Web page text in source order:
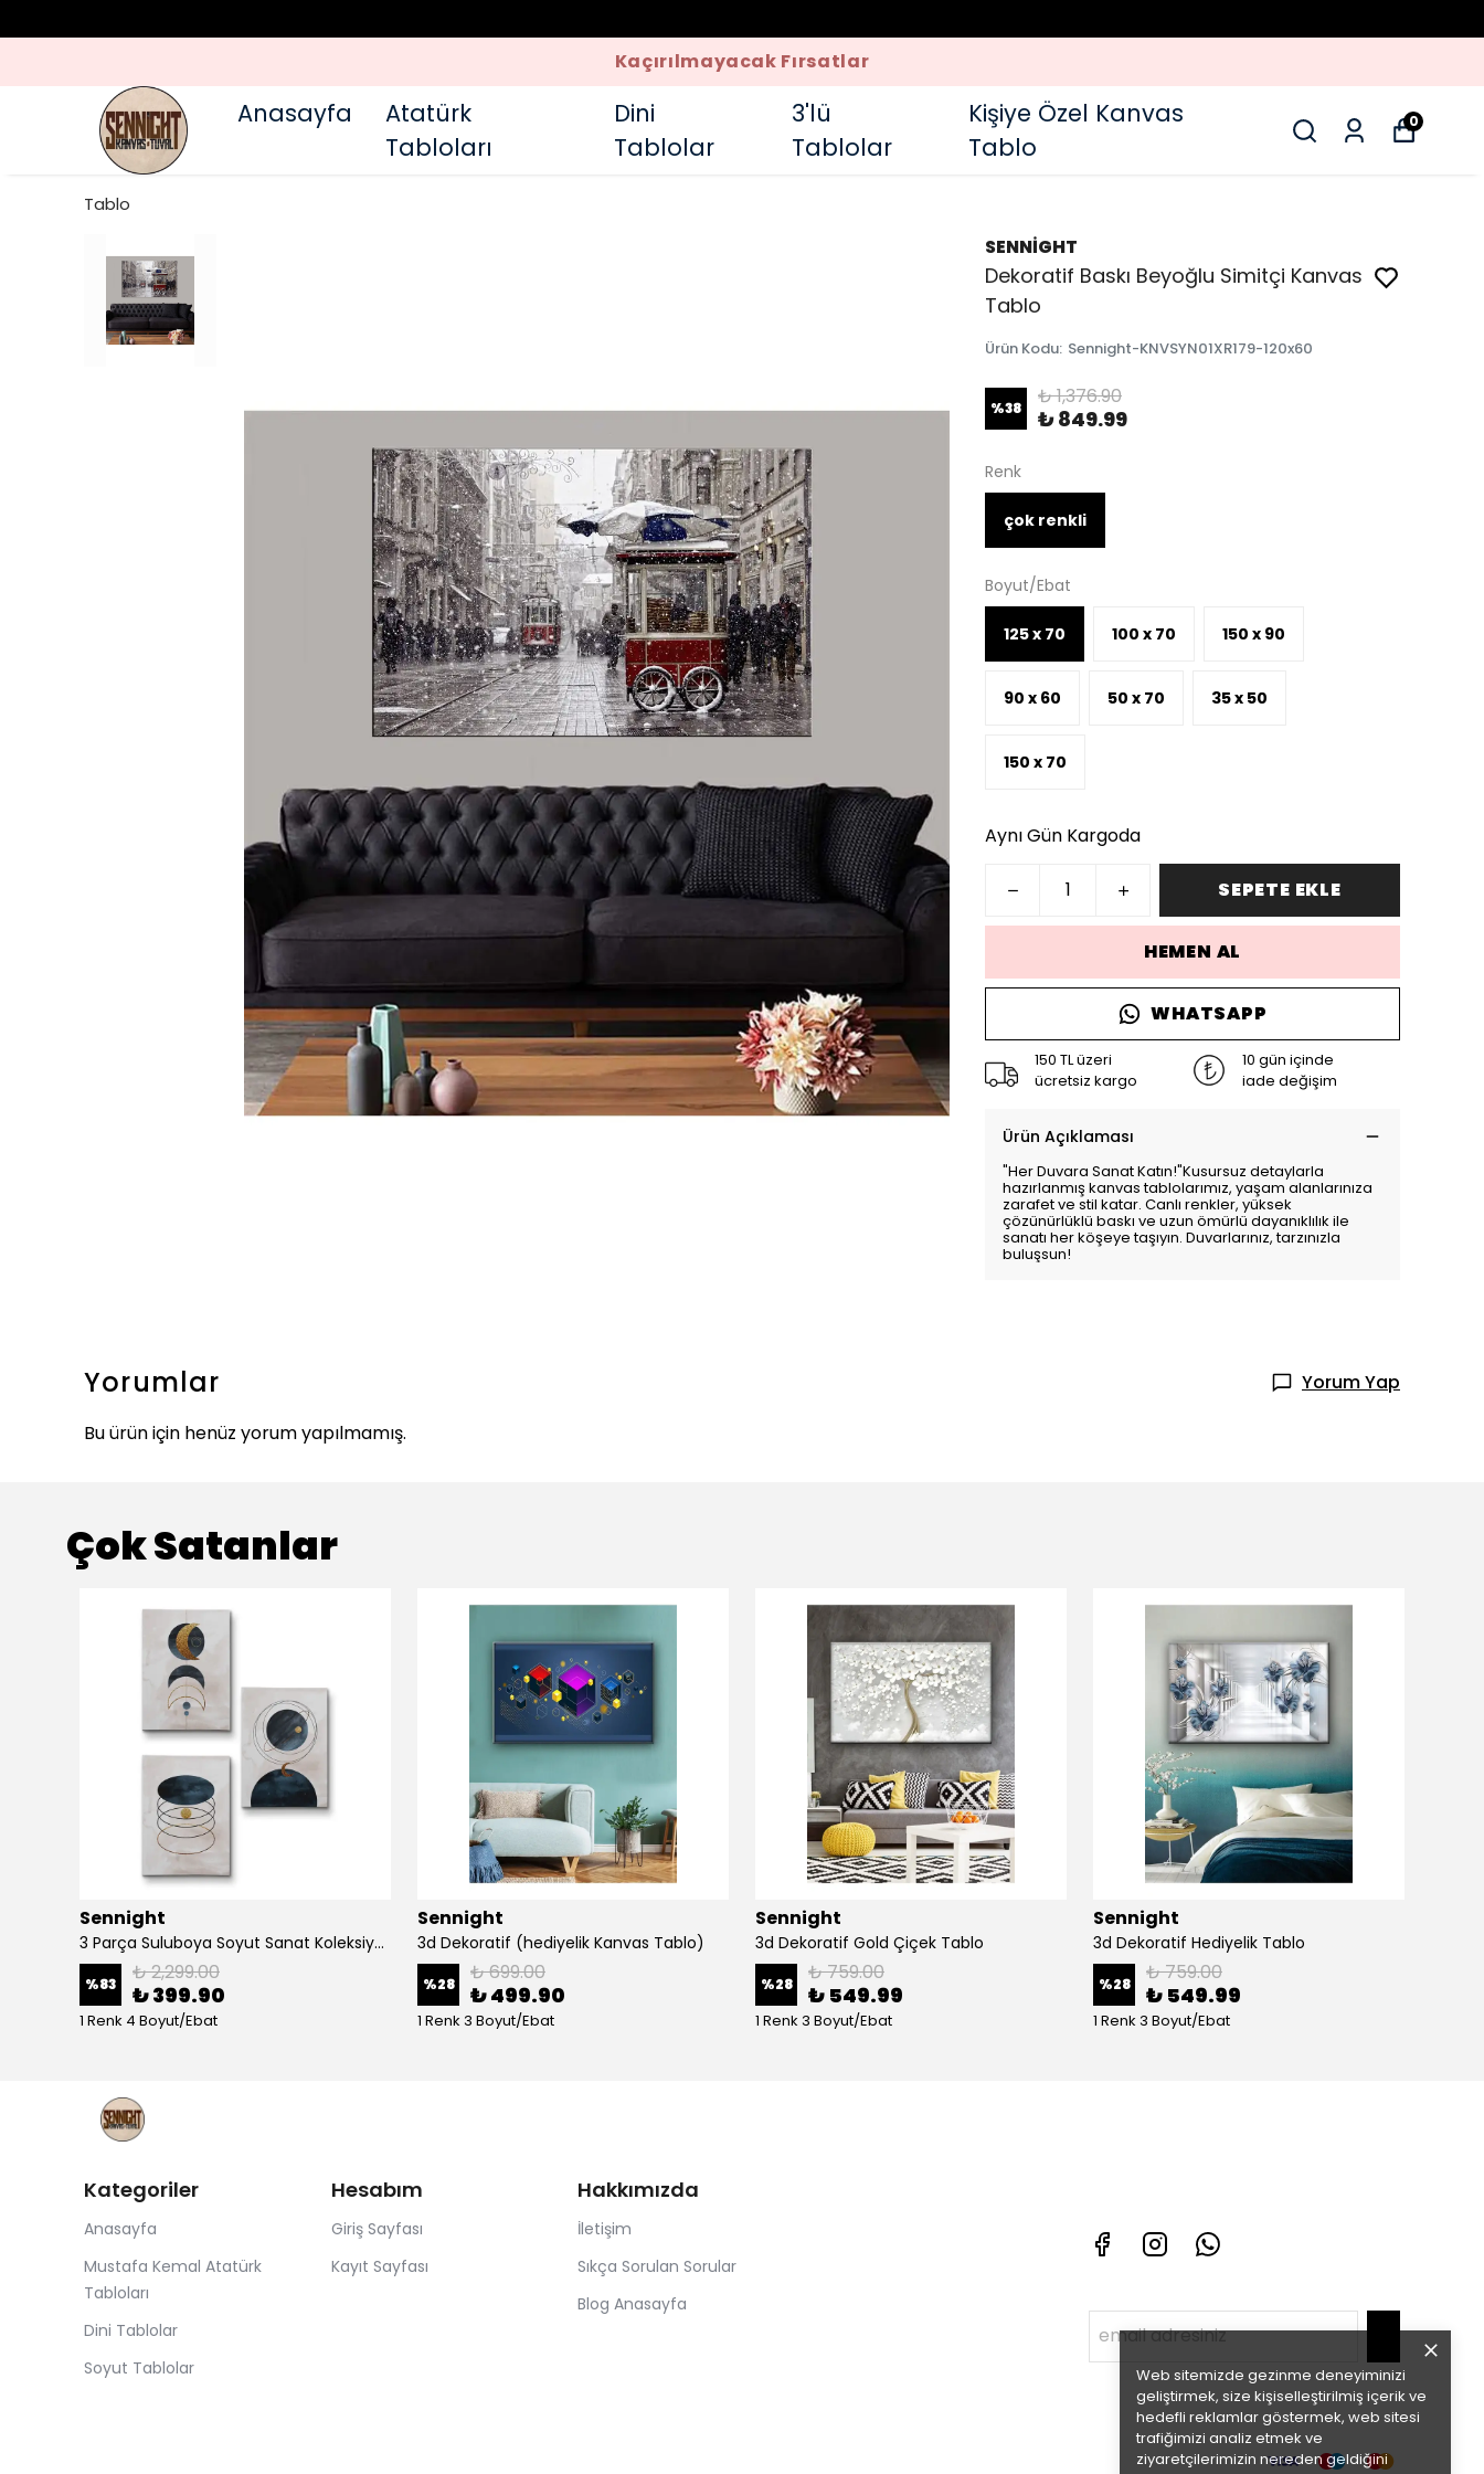
Kaçırılmayacak Fırsatlar
Anasayfa
Atatürk
Tabloları
Dini
Tablolar
3'lü
Tablolar
Kişiye Özel Kanvas
Tablo
0
Web sitemizde gezinme deneyiminizi
geliştirmek, size kişiselleştirilmiş içerik ve
hedefli reklamlar göstermek, web sitesi
trafiğimizi analiz etmek ve
ziyaretçilerimizin nereden geldiğini
Tablo
SENNİGHT
Dekoratif Baskı Beyoğlu Simitçi Kanvas
Tablo
Ürün Kodu: Sennight-KNVSYN01XR179-120x60
%38 ₺ 1,376.90
₺ 849.99
Renk
çok renkli
Boyut/Ebat
125 x 70 100 x 70 150 x 90
90 x 60 50 x 70 35 x 50
150 x 70
Aynı Gün Kargoda
SEPETE EKLE
HEMEN AL
WHATSAPP
150 TL üzeri
ücretsiz kargo
10 gün içinde
iade değişim
Ürün Açıklaması
"Her Duvara Sanat Katın!"Kusursuz detaylarla
hazırlanmış kanvas tablolarımız, yaşam alanlarınıza
zarafet ve stil katar. Canlı renkler, yüksek
çözünürlüklü baskı ve uzun ömürlü dayanıklılık ile
sanatı her köşeye taşıyın. Duvarlarınız, tarzınızla
buluşsun!
Yorumlar
Yorum Yap
Bu ürün için henüz yorum yapılmamış.
Çok Satanlar
Sennight
3 Parça Suluboya Soyut Sanat Koleksiyonu Dekoratif Kanvas Tablo
%83 ₺ 2,299.00
₺ 399.90
1 Renk 4 Boyut/Ebat
Sennight
3d Dekoratif (hediyelik Kanvas Tablo)
%28 ₺ 699.00
₺ 499.90
1 Renk 3 Boyut/Ebat
Sennight
3d Dekoratif Gold Çiçek Tablo
%28 ₺ 759.00
₺ 549.99
1 Renk 3 Boyut/Ebat
Sennight
3d Dekoratif Hediyelik Tablo
%28 ₺ 759.00
₺ 549.99
1 Renk 3 Boyut/Ebat
Kategoriler
Anasayfa
Mustafa Kemal Atatürk
Tabloları
Dini Tablolar
Soyut Tablolar
Hesabım
Giriş Sayfası
Kayıt Sayfası
Hakkımızda
İletişim
Sıkça Sorulan Sorular
Blog Anasayfa